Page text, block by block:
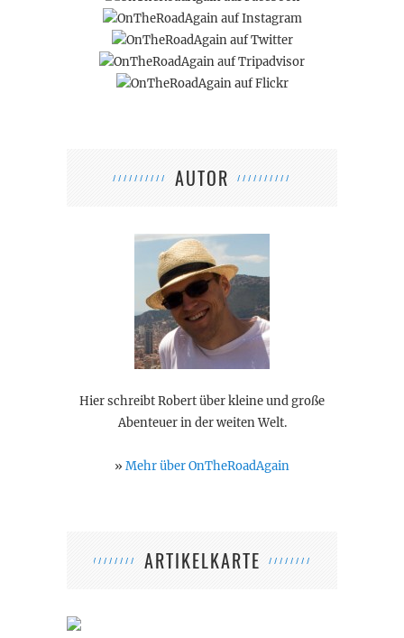
AUTOR
Hier schreibt Robert über kleine und große
Abenteuer in der weiten Welt.
» Mehr über OnTheRoadAgain
ARTIKELKARTE